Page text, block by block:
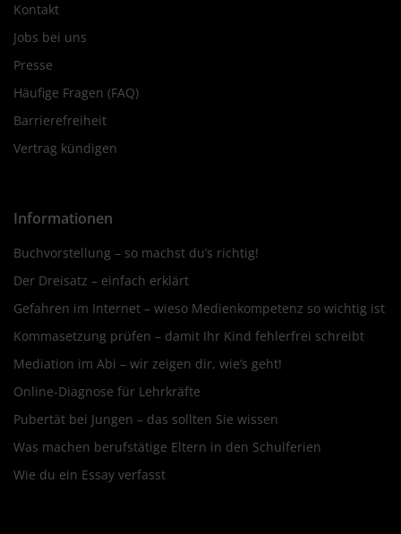
Kontakt
Jobs bei uns
Presse
Häufige Fragen (FAQ)
Barrierefreiheit
Vertrag kündigen
Informationen
Buchvorstellung – so machst du’s richtig!
Der Dreisatz – einfach erklärt
Gefahren im Internet – wieso Medienkompetenz so wichtig ist
Kommasetzung prüfen – damit Ihr Kind fehlerfrei schreibt
Mediation im Abi – wir zeigen dir, wie’s geht!
Online-Diagnose für Lehrkräfte
Pubertät bei Jungen – das sollten Sie wissen
Was machen berufstätige Eltern in den Schulferien
Wie du ein Essay verfasst